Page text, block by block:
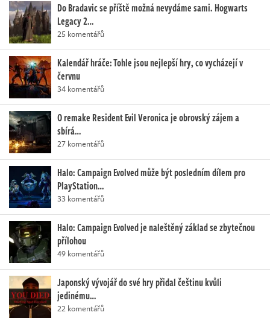
Do Bradavic se příště možná nevydáme sami. Hogwarts
Legacy 2…
25 komentářů
Kalendář hráče: Tohle jsou nejlepší hry, co vycházejí v
červnu
34 komentářů
O remake Resident Evil Veronica je obrovský zájem a
sbírá…
27 komentářů
Halo: Campaign Evolved může být posledním dílem pro
PlayStation…
33 komentářů
Halo: Campaign Evolved je naleštěný základ se zbytečnou
přílohou
49 komentářů
Japonský vývojář do své hry přidal češtinu kvůli
jedinému…
22 komentářů